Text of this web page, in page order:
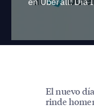
El nuevo
rinde